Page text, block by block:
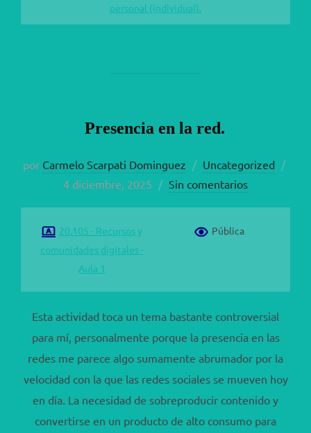
personal (individual).
Presencia en la red.
por Carmelo Scarpati Dominguez Uncategorized
4 diciembre, 2025 Sin comentarios
20.105 - Recursos y
comunidades digitales -
Aula 1
Pública
Esta actividad toca un tema bastante controversial
para mí, personalmente porque la presencia en las
redes me parece algo sumamente abrumador por la
velocidad con la que las redes sociales se mueven hoy
en día. La necesidad de sobreproducir contenido y
convertirse en un producto de alto consumo para